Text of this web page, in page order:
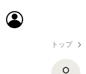
トップ